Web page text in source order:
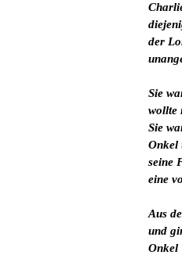
der
Sie
wollte
Sie
Onkel
seine
eine
Aus
und
Onkel